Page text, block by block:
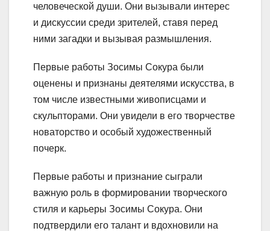
человеческой души. Они вызывали интерес
и дискуссии среди зрителей, ставя перед
ними загадки и вызывая размышления.
Первые работы Зосимы Сокура были
оценены и признаны деятелями искусства, в
том числе известными живописцами и
скульпторами. Они увидели в его творчестве
новаторство и особый художественный
почерк.
Первые работы и признание сыграли
важную роль в формировании творческого
стиля и карьеры Зосимы Сокура. Они
подтвердили его талант и вдохновили на